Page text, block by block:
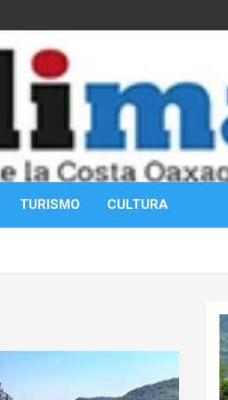
TURISMO CULTURA